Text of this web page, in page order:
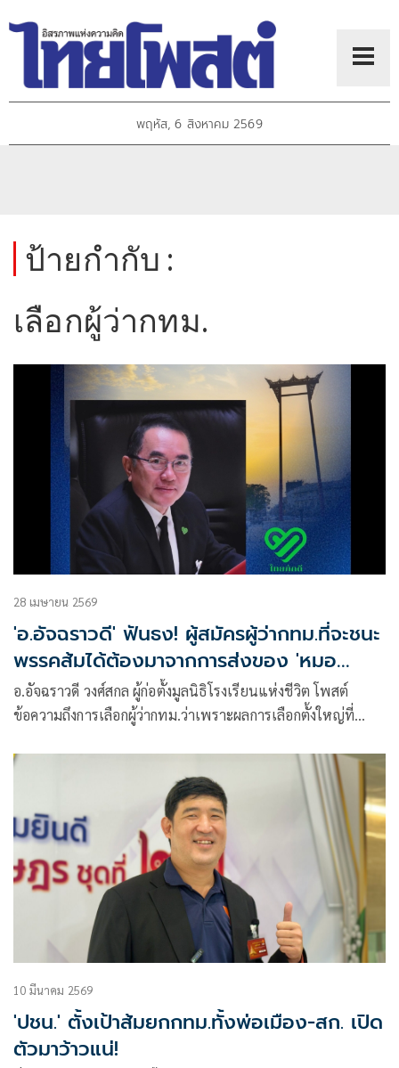
พฤหัส, 6 สิงหาคม 2569
ป้ายกำกับ :
เลือกผู้ว่ากทม.
28 เมษายน 2569
'อ.อัจฉราวดี' ฟันธง! ผู้สมัครผู้ว่ากทม.ที่จะชนะ
พรรคส้มได้ต้องมาจากการส่งของ 'หมอ
วรงค์'
อ.อัจฉราวดี วงศ์สกล ผู้ก่อตั้งมูลนิธิโรงเรียนแห่งชีวิต โพสต์
ข้อความถึงการเลือกผู้ว่ากทม.ว่าเพราะผลการเลือกตั้งใหญ่ที่
10 มีนาคม 2569
'ปชน.' ตั้งเป้าส้มยกกทม.ทั้งพ่อเมือง-สก. เปิด
ตัวมาว้าวแน่!